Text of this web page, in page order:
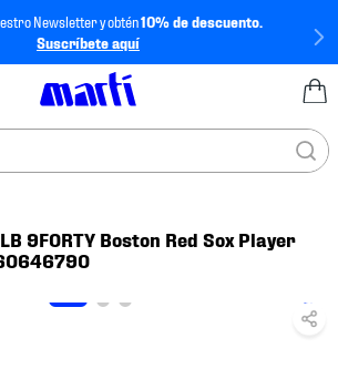
Newsletter y obtén10% de descuento.
Suscríbete aquí
9FORTY Boston Red Sox Player